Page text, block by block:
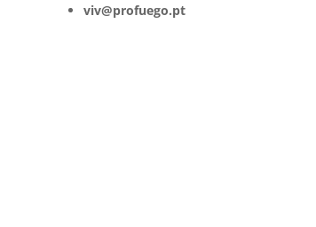
viv@profuego.pt